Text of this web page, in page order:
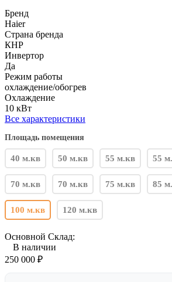
Бренд
Haier
Страна бренда
КНР
Инвертор
Да
Режим работы
охлаждение/обогрев
Охлаждение
10 кВт
Все характеристики
Площадь помещения
40 м.кв 50 м.кв 55 м.кв 55
70 м.кв 70 м.кв 75 м.кв 85
100 м.кв 120 м.кв
Основной Склад:
В наличии
250 000 ₽